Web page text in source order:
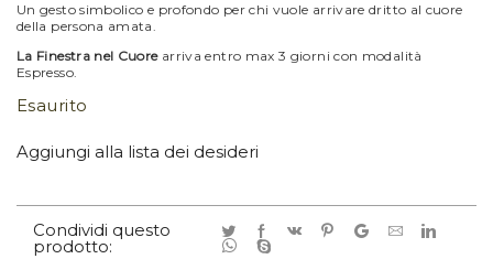
Un gesto simbolico e profondo per chi vuole arrivare dritto al cuore
della persona amata.
La Finestra nel Cuorearriva entro max 3 giorni con modalità
Espresso.
Esaurito
Aggiungi alla lista dei desideri
Condividi questo
prodotto: